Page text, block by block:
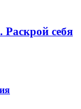
себя